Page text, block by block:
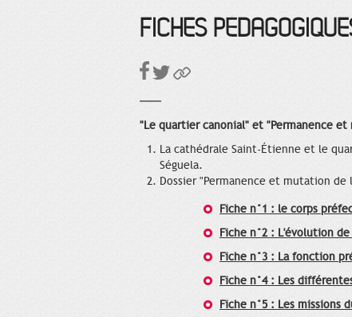
FICHES
"Le quartier canonial" et "Permanence
La cathédrale Saint-Étienne et le
Séguela.
Dossier "Permanence et mutation
Fiche n°1 : le corps
Fiche n°2 : L'évolution
Fiche n°3 : La fonction
Fiche n°4 : Les
Fiche n°5 : Les missions